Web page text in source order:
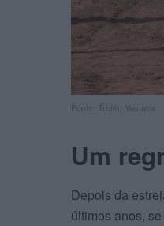
Fonte: Troféu Yamaha
Um
Depois da
últimos anos,